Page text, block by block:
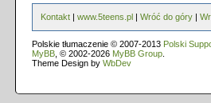
Kontakt | www.5teens.pl | Wróć do góry |
Polskie tłumaczenie © 2007-2013 Polski
MyBB , © 2002-2026 MyBB Group
Theme Design by WbDev